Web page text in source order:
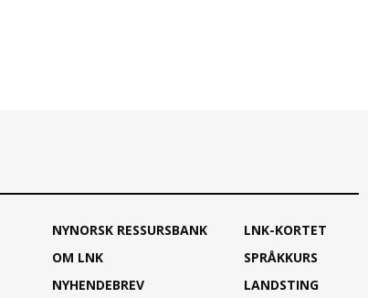
NYNORSK RESSURSBANK
OM LNK
NYHENDEBREV
LNK-KORTET
SPRÅKKURS
LANDSTING